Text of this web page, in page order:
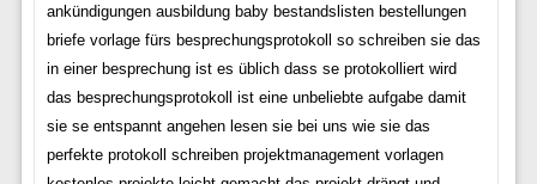
ankündigungen ausbildung baby bestandslisten bestellungen
briefe vorlage fürs besprechungsprotokoll so schreiben sie das
in einer besprechung ist es üblich dass se protokolliert wird
das besprechungsprotokoll ist eine unbeliebte aufgabe damit
sie se entspannt angehen lesen sie bei uns wie sie das
perfekte protokoll schreiben projektmanagement vorlagen